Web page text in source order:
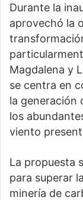
Durante la
aprovechó la
Magdalena y
se centra en
la generación
los
viento
La propuesta
para superar
minería de